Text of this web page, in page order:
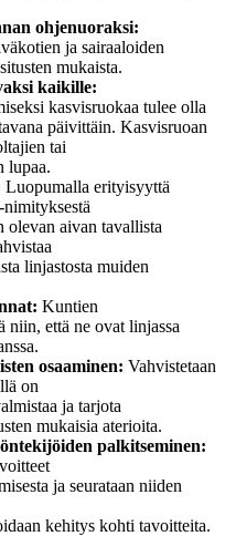
ohjenuoraksi:
ja sairaaloiden
mukaista.
kaikille:
kasvisruokaa tulee olla
päivittäin. Kasvisruoan
tai
lupaa.
Luopumalla erityisyyttä
olevan aivan tavallista
linjastosta muiden
Kuntien
niin, että ne ovat linjassa
osaaminen: Vahvistetaan
on
ja tarjota
mukaisia aterioita.
palkitseminen:
ja seurataan niiden
kehitys kohti tavoitteita.